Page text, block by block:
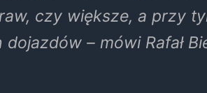
czy większe, a przy
– mówi Rafał